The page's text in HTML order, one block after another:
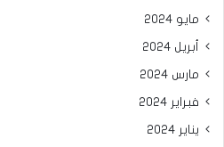
مايو 2024
أبريل 2024
مارس 2024
فبراير 2024
يناير 2024